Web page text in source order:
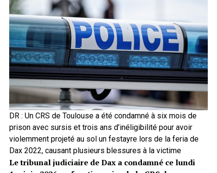
DR : Un CRS de Toulouse a été condamné à six mois de
prison avec sursis et trois ans d’inéligibilité pour avoir
violemment projeté au sol un festayre lors de la feria de
Dax 2022, causant plusieurs blessures à la victime
Le tribunal judiciaire de Dax a condamné ce lundi